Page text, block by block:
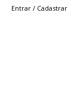
Entrar / Cadastrar